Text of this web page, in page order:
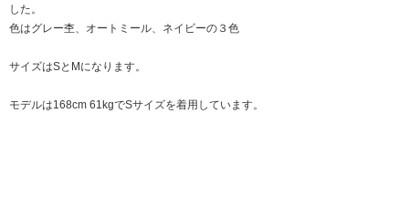
した。
色はグレー杢、オートミール、ネイビーの３色
サイズはSとMになります。
モデルは168cm 61kgでSサイズを着用しています。